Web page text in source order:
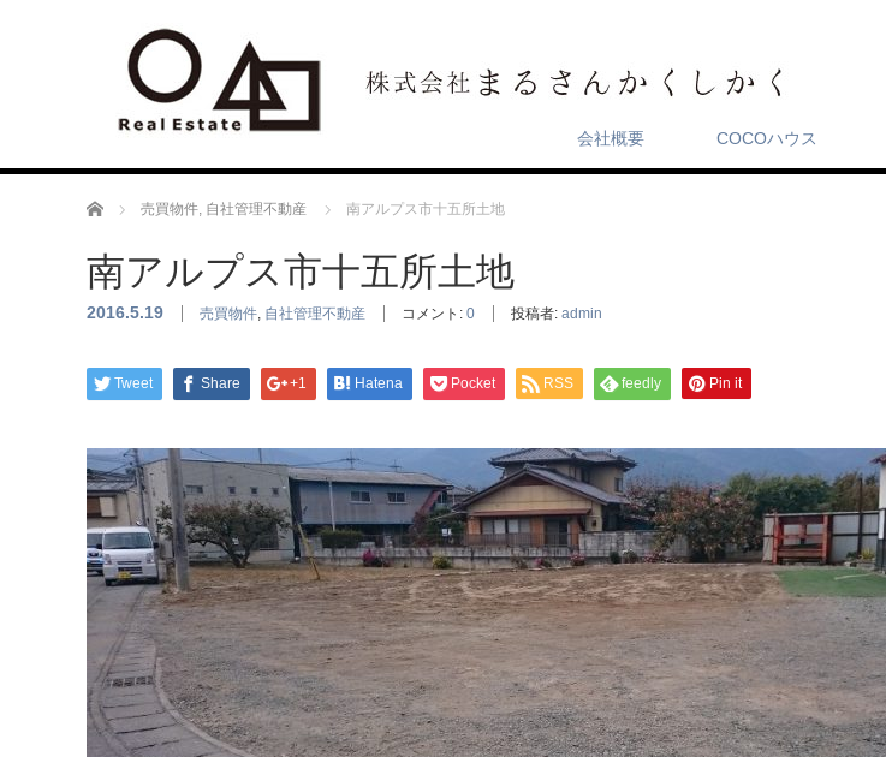
会社概要 COCOハウス
ホーム 売買物件, 自社管理不動産 南アルプス市十五所土地
南アルプス市十五所土地
2016.5.19 売買物件, 自社管理不動産 コメント: 0 投稿者: admin
Tweet Share +1 Hatena Pocket RSS feedly Pin it